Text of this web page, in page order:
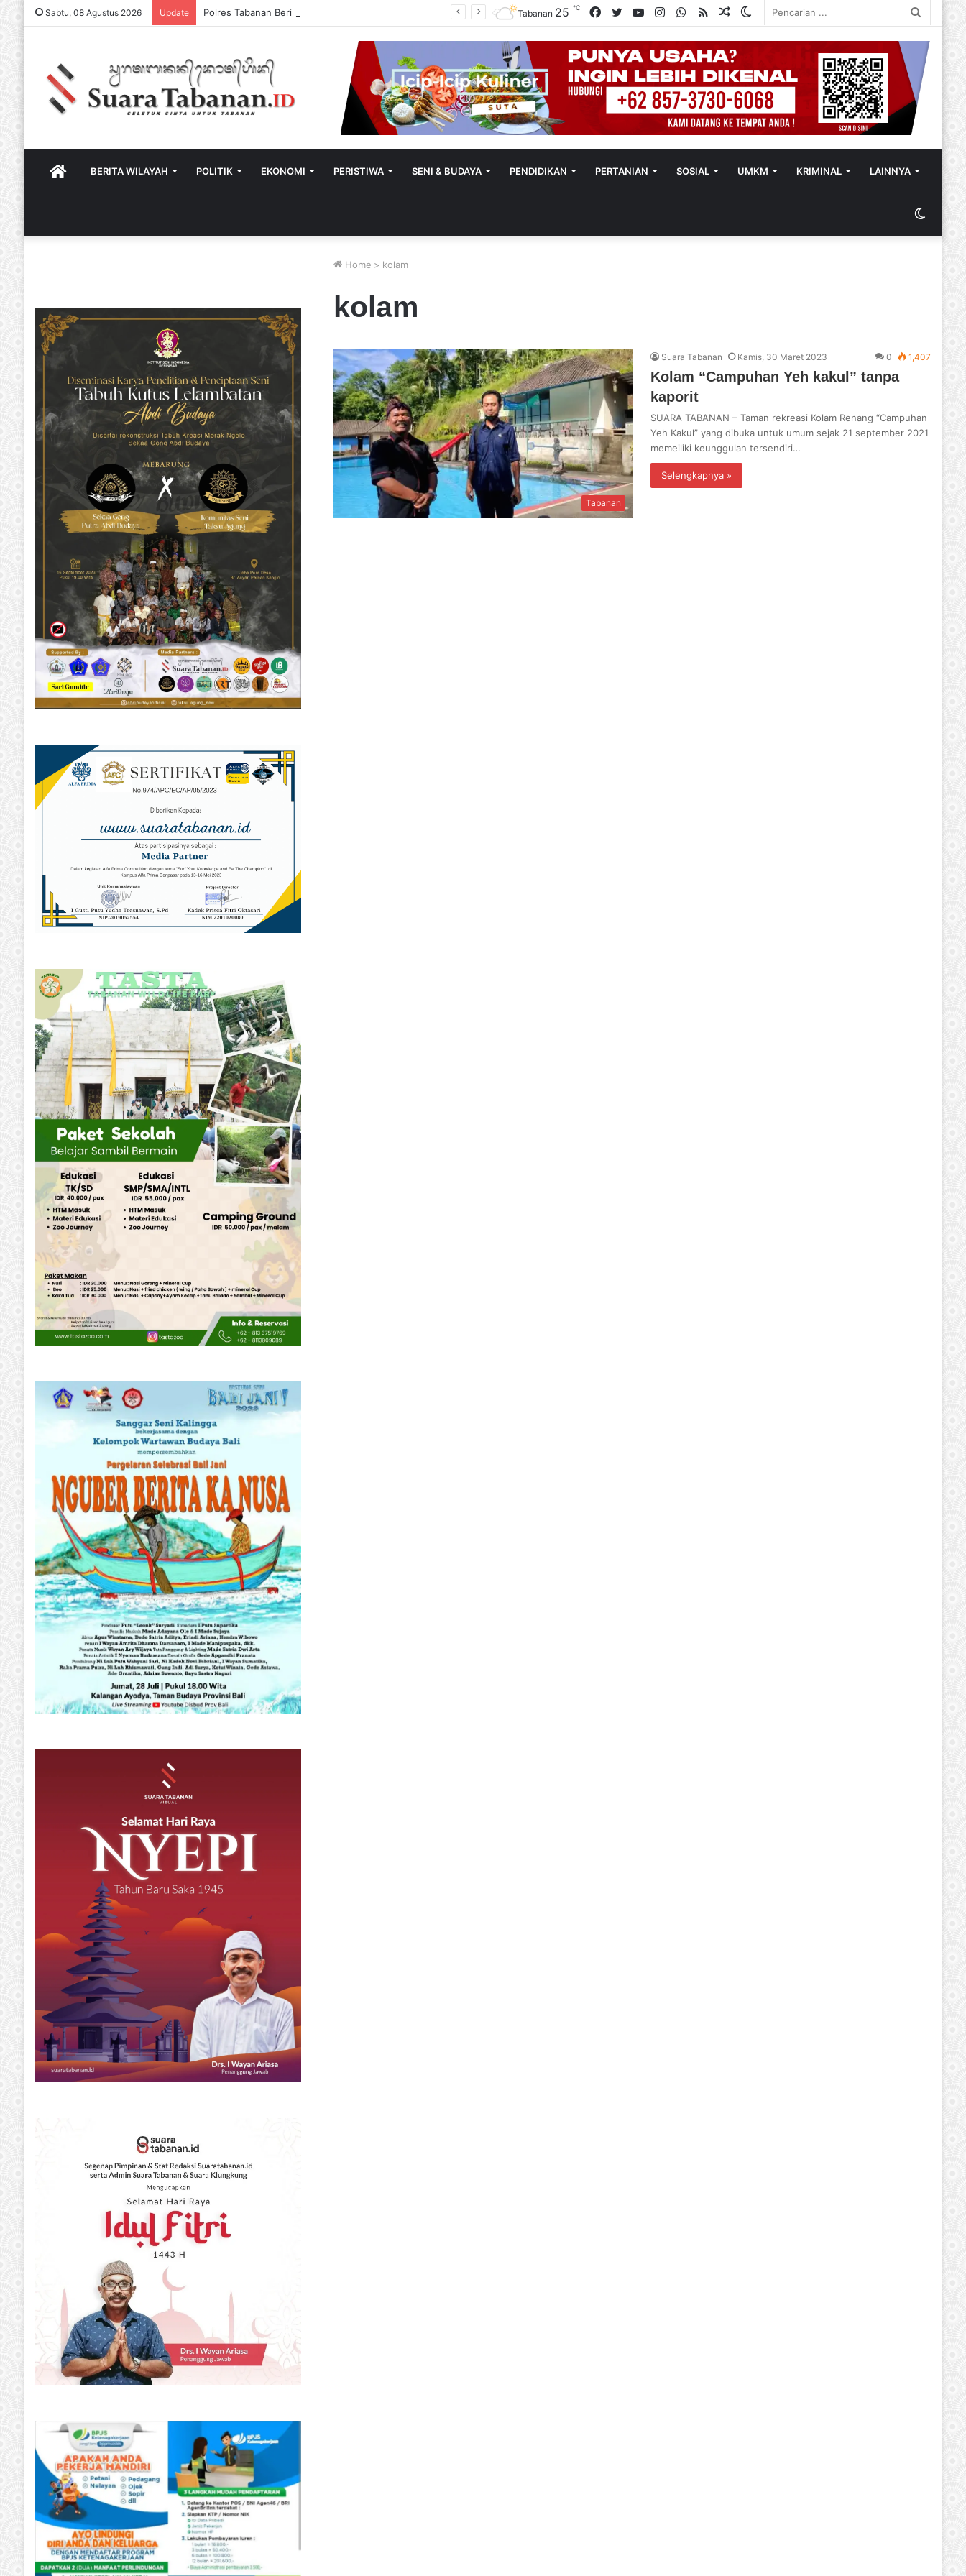
Sabtu, 08 Agustus 2026 Update
Switch
Random
RSS
WhatsApp
Instagram
YouTube
Twitter
Facebook
Tabanan 25℃
HOMEBERITA WILAYAH POLITIK EKONOMI PERISTIWA SENI & BUDAYA PENDIDIKAN PERTANIAN SOSIAL UMKM KRIMINAL LAINNYA
Home > kolam
kolam
Tabanan
Suara Tabanan Kamis, 30 Maret 2023 0 1,407
Kolam “Campuhan Yeh kakul” tanpa
kaporit
SUARA TABANAN – Taman rekreasi Kolam Renang “Campuhan
Yeh Kakul” yang dibuka untuk umum sejak 21 september 2021
memeiliki keunggulan tersendiri…
Selengkapnya »